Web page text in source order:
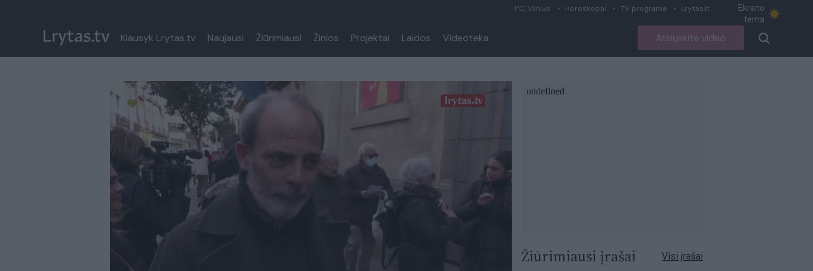
1°C, Vilnius Horoskopai TV programa Lrytas.lt
Ekrano
tema
Klausyk Lrytas.tv Naujausi Žiūrimiausi Žinios Projektai Laidos Videoteka Atsiųskite video
Paremkite Ukrainą
Žiūrimiausi įrašai Visi įrašai